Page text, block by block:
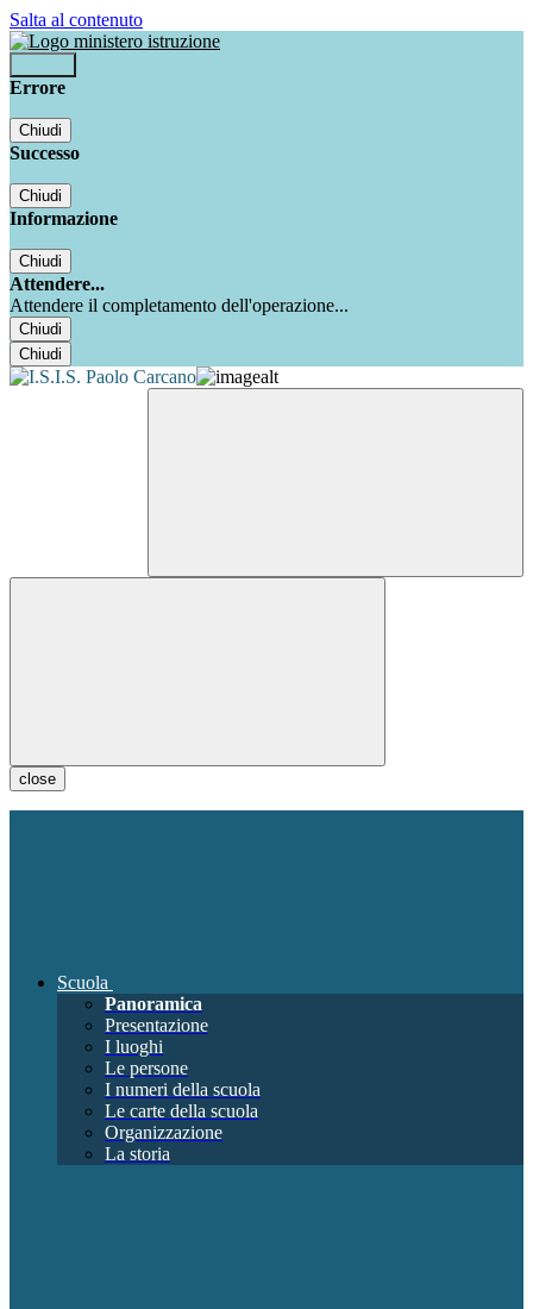
Salta al contenuto
Errore
Chiudi
Successo
Chiudi
Informazione
Chiudi
Attendere...
Attendere il completamento dell'operazione...
Chiudi
Chiudi
close
Scuola
Panoramica
Presentazione
I luoghi
Le persone
I numeri della scuola
Le carte della scuola
Organizzazione
La storia